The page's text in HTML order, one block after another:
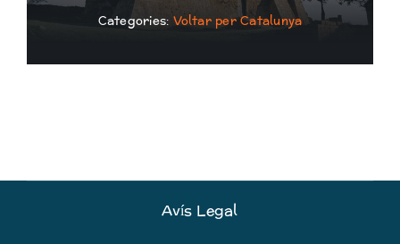
Categories: Voltar per Catalunya
Avís Legal